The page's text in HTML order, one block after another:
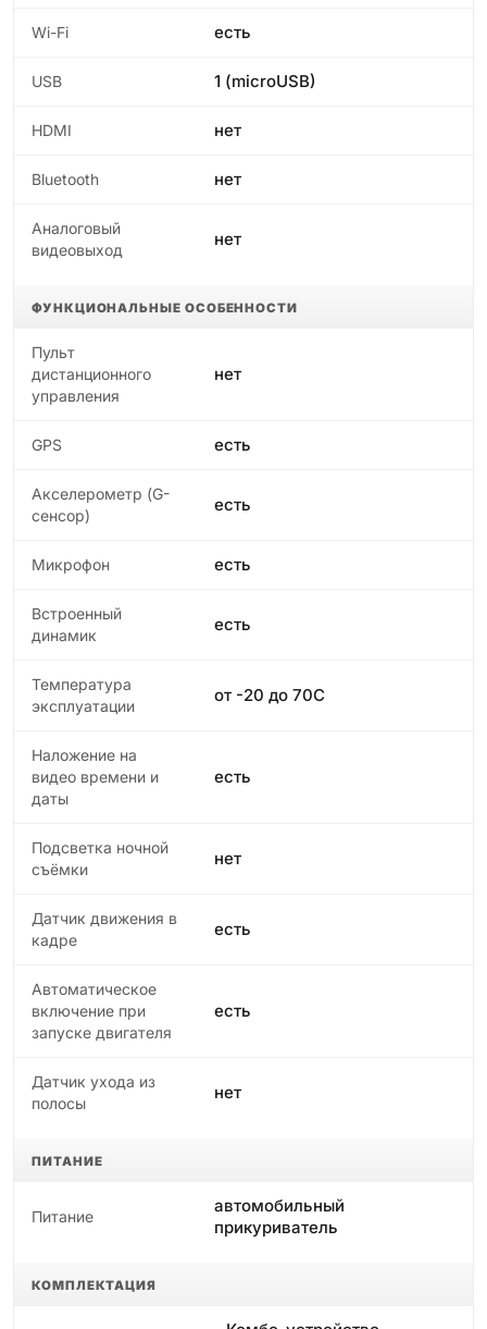
Wi-Fi есть
USB 1 (microUSB)
HDMI нет
Bluetooth нет
Аналоговый
видеовыход
нет
ФУНКЦИОНАЛЬНЫЕ ОСОБЕННОСТИ
Пульт
дистанционного
управления
нет
GPS есть
Акселерометр (G-
сенсор)
есть
Микрофон есть
Встроенный
динамик
есть
Температура
эксплуатации
от -20 до 70С
Наложение на
видео времени и
даты
есть
Подсветка ночной
съёмки
нет
Датчик движения в
кадре
есть
Автоматическое
включение при
запуске двигателя
есть
Датчик ухода из
полосы
нет
ПИТАНИЕ
Питание
автомобильный
прикуриватель
КОМПЛЕКТАЦИЯ